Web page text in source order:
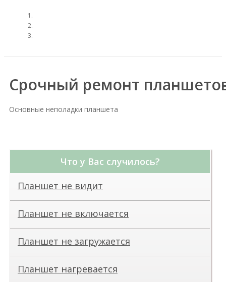
Срочный ремонт
Основные неполадки планшета
Что у Вас случилось?
Планшет не видит
Планшет не включается
Планшет не загружается
Планшет нагревается